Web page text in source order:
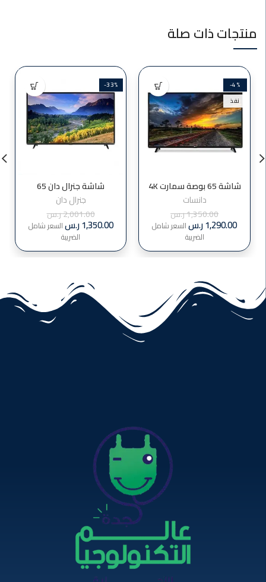
منتجات ذات صلة
-4%
نفذ
شاشة 65 بوصة سمارت 4K
دانسات D65S4Kدانسات
1,350.00ر.س
1,290.00ر.سالسعر شامل
الضريبة
-33%
شاشة جنرال دان 65
سمارت 4كيه موديل :
GD65S4K
جنرال دان
2,001.00ر.س
1,350.00ر.سالسعر شامل
الضريبة